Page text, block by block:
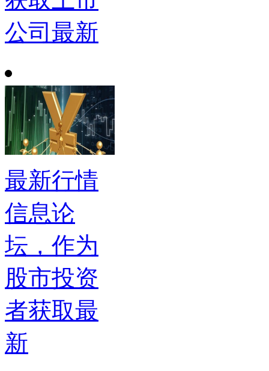
公司最新
最新行情
信息论
坛，作为
股市投资
者获取最
新